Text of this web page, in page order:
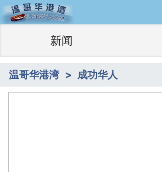
新闻
温哥华港湾 成功华人